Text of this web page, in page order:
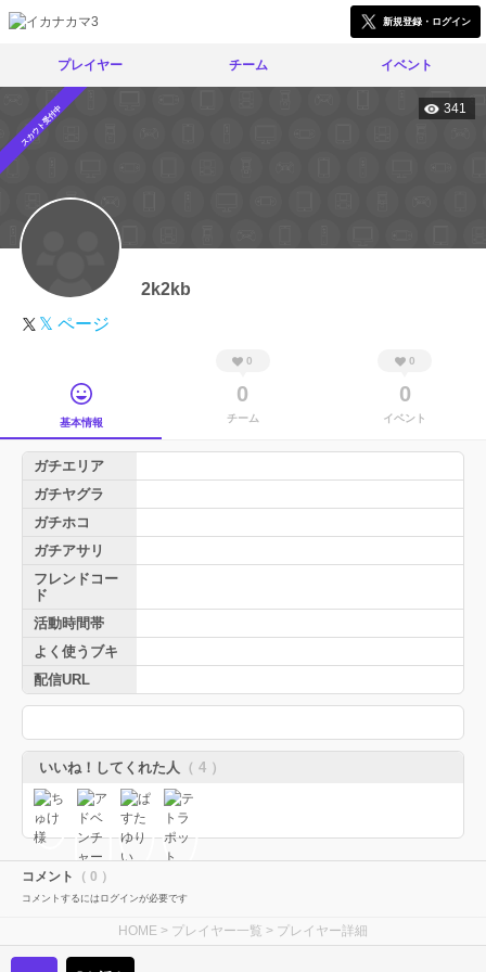
新規登録・ログイン
プレイヤー チーム イベント
スカウト受付中 341
2k2kb
𝕏 ページ
基本情報
0
0
チーム
0
0
イベント
ガチエリア
ガチヤグラ
ガチホコ
ガチアサリ
フレンドコー
ド
活動時間帯
よく使うブキ
配信URL
いいね！してくれた人 （ 4 ）
コメント （ 0 ）
コメントするにはログインが必要です
HOME > プレイヤー一覧 > プレイヤー詳細